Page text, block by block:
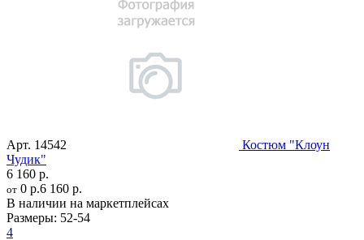
Арт. 14542
Костюм "Клоун
Чудик"
6 160 р.
от 0 р.6 160 р.
В наличии на маркетплейсах
Размеры: 52-54
4